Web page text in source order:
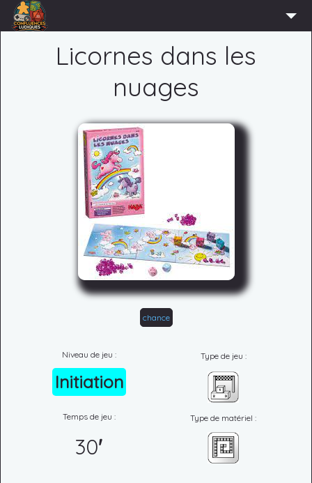
Licornes dans les
nuages
chance
Niveau de jeu :
Initiation
Type de jeu :
Temps de jeu :
30'
Type de matériel :